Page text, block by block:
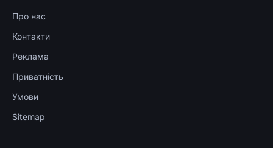
Про нас
Контакти
Реклама
Приватність
Умови
Sitemap